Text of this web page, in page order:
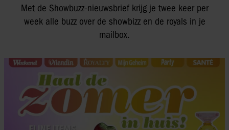
Met de Showbuzz-nieuwsbrief krijg je twee keer per
week alle buzz over de showbizz en de royals in je
mailbox.